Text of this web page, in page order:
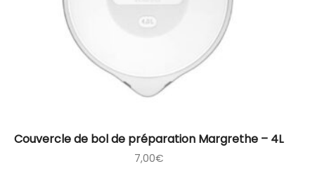
Couvercle de bol de préparation Margrethe – 4L
7,00€